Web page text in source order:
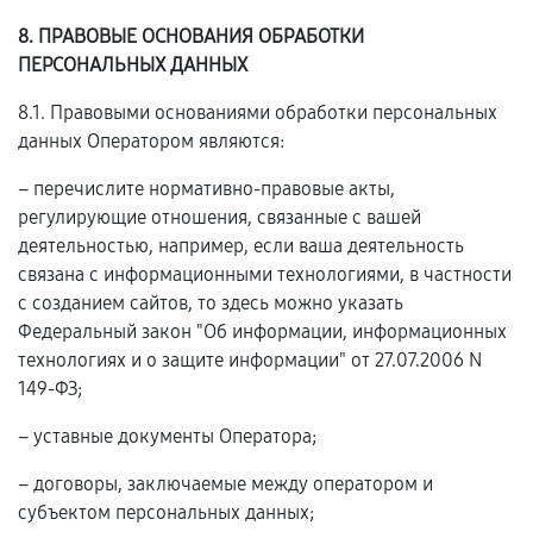
8. ПРАВОВЫЕ ОСНОВАНИЯ ОБРАБОТКИ
ПЕРСОНАЛЬНЫХ ДАННЫХ
8.1. Правовыми основаниями обработки персональных
данных Оператором являются:
– перечислите нормативно-правовые акты,
регулирующие отношения, связанные с вашей
деятельностью, например, если ваша деятельность
связана с информационными технологиями, в частности
с созданием сайтов, то здесь можно указать
Федеральный закон "Об информации, информационных
технологиях и о защите информации" от 27.07.2006 N
149-ФЗ;
– уставные документы Оператора;
– договоры, заключаемые между оператором и
субъектом персональных данных;